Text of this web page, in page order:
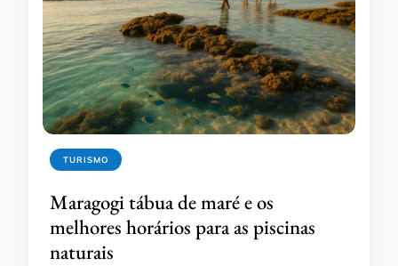
TURISMO
Maragogi tábua de maré e os
melhores horários para as piscinas
naturais